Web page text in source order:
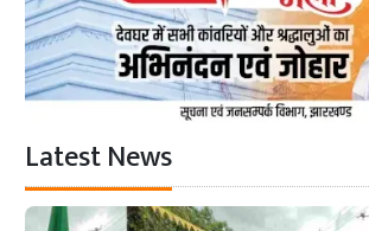
Latest News